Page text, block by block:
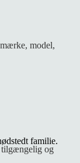
model,
og
familie.